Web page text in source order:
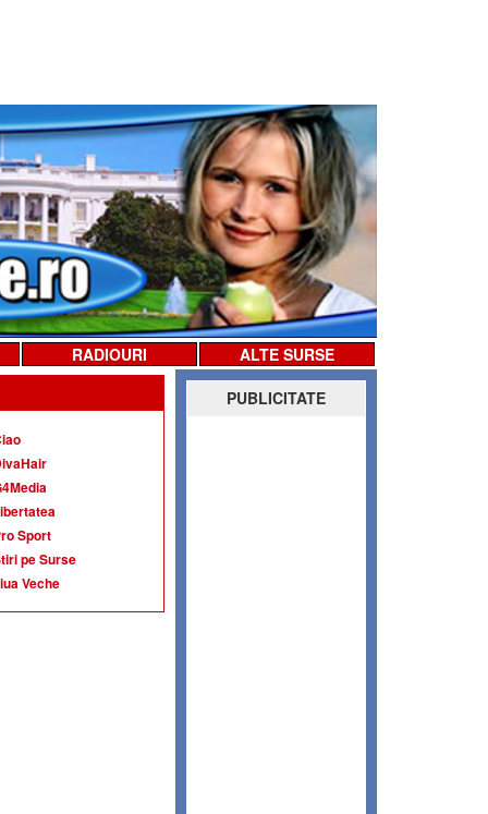
RADIOURI
ALTE SURSE
Sport
pe Surse
Veche
PUBLICITATE